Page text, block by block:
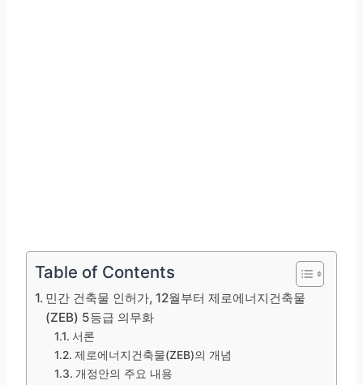
Table of Contents
민간 건축물 인허가, 12월부터 제로에너지건축물
(ZEB) 5등급 의무화
서론
제로에너지건축물(ZEB)의 개념
개정안의 주요 내용